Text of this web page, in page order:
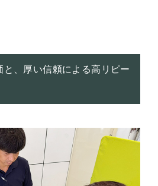
と、厚い信頼による高リピー